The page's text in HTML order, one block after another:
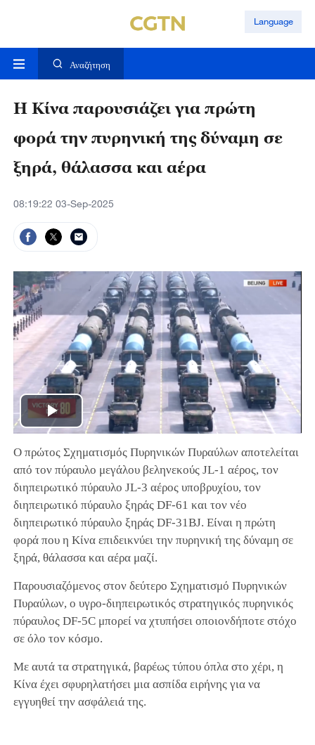
Language
Αναζήτηση
Η Κίνα παρουσιάζει για πρώτη
φορά την πυρηνική της δύναμη σε
ξηρά, θάλασσα και αέρα
08:19:22 03-Sep-2025
Play
Video
Ο πρώτος Σχηματισμός Πυρηνικών Πυραύλων αποτελείται
από τον πύραυλο μεγάλου βεληνεκούς JL-1 αέρος, τον
διηπειρωτικό πύραυλο JL-3 αέρος υποβρυχίου, τον
διηπειρωτικό πύραυλο ξηράς DF-61 και τον νέο
διηπειρωτικό πύραυλο ξηράς DF-31BJ. Είναι η πρώτη
φορά που η Κίνα επιδεικνύει την πυρηνική της δύναμη σε
ξηρά, θάλασσα και αέρα μαζί.
Παρουσιαζόμενος στον δεύτερο Σχηματισμό Πυρηνικών
Πυραύλων, ο υγρο-διηπειρωτικός στρατηγικός πυρηνικός
πύραυλος DF-5C μπορεί να χτυπήσει οποιονδήποτε στόχο
σε όλο τον κόσμο.
Με αυτά τα στρατηγικά, βαρέως τύπου όπλα στο χέρι, η
Κίνα έχει σφυρηλατήσει μια ασπίδα ειρήνης για να
εγγυηθεί την ασφάλειά της.